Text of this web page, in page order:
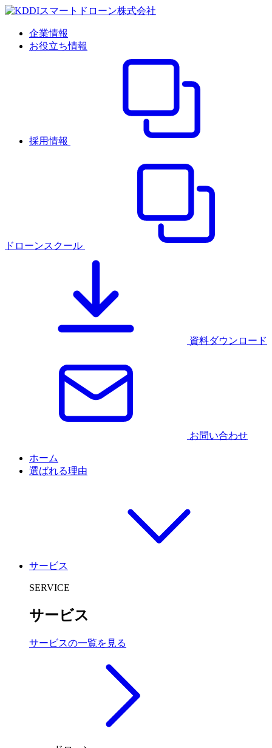
企業情報
お役立ち情報
採用情報
ドローンスクール
資料ダウンロード
お問い合わせ
ホーム
選ばれる理由
サービス
SERVICE
サービス
サービスの一覧を見る